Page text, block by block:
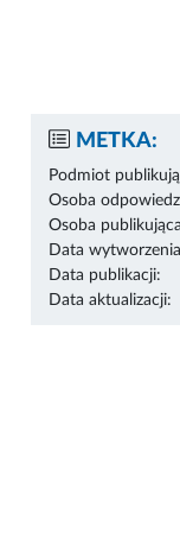
METKA:
Podmiot
Osoba
Osoba
Data
Data publikacji:
Data aktualizacji: